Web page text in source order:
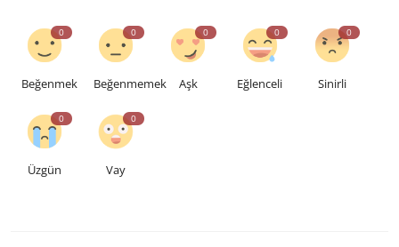
0
Beğenmek
0
Beğenmemek
0
Aşk
0
Eğlenceli
0
Sinirli
0
Üzgün
0
Vay